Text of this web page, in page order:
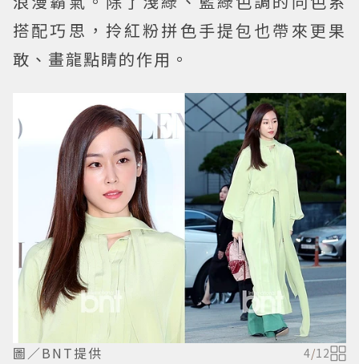
搭配巧思，拎紅粉拼色手提包也帶來更果
敢、畫龍點睛的作用。
圖／BNT提供 4/12